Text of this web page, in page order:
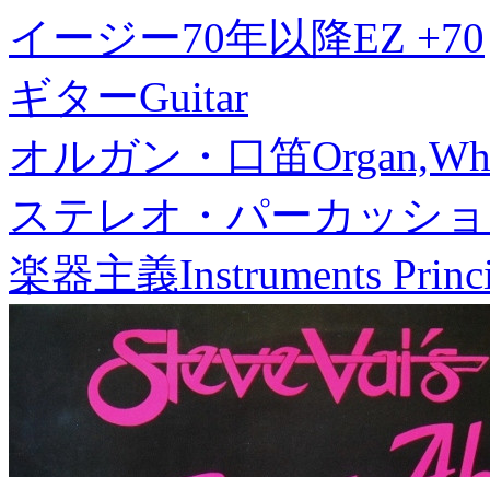
イージー70年以降EZ +70
ギターGuitar
オルガン・口笛
ステレオ・パーカッシ
楽器主義Instruments